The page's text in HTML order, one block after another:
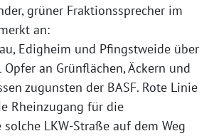
grüner Fraktionssprecher im
an:
Edigheim und Pfingstweide über
an Grünflächen, Äckern und
zugunsten der BASF. Rote Linie
Rheinzugang für die
LKW-Straße auf dem Weg